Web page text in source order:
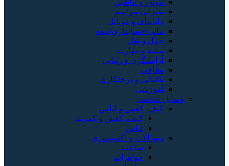
موتور و ماشین
پذیرایی/مراسم
رایانه‌ای و موبایل
مالی/حسابداری/بیمه
حمل و نقل
پیشه و مهارت
آرایشگری و زیبایی
نظافت
باغبانی و درختکاری
آموزشی
وسایل شخصی
کیف، کفش و لباس
کیف، کفش و کمربند
لباس
زیورآلات و اکسسوری
ساعت
جواهرات